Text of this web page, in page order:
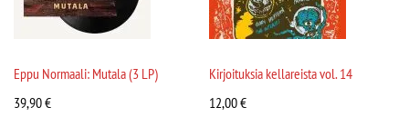
Eppu Normaali: Mutala (3 LP)
39,90€
Kirjoituksia kellareista vol. 14
12,00€